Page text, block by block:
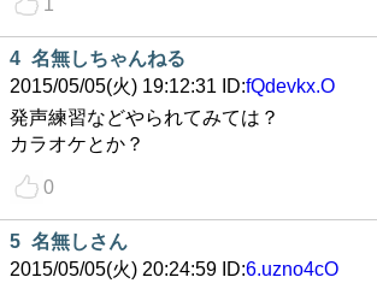
1
4 名無しちゃんねる
2015/05/05(火) 19:12:31 ID:fQdevkx.O
発声練習などやられてみては？
カラオケとか？
0
5 名無しさん
2015/05/05(火) 20:24:59 ID:6.uzno4cO